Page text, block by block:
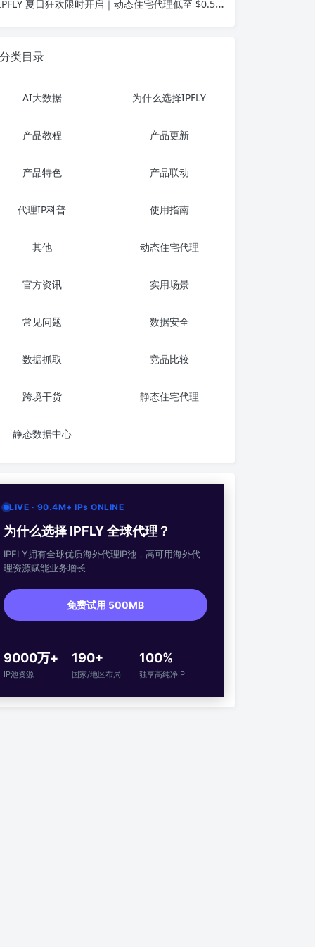
夏日狂欢限时开启｜动态住宅代理低至 $0.56/GB，静态住宅IP $1.58/IP 起
分类目录
AI大数据 为什么选择IPFLY
产品教程 产品更新
产品特色 产品联动
代理IP科普 使用指南
其他 动态住宅代理
官方资讯 实用场景
常见问题 数据安全
数据抓取 竞品比较
跨境干货 静态住宅代理
静态数据中心
LIVE · 90.4M+ IPs ONLINE
为什么选择 IPFLY 全球代理？
IPFLY拥有全球优质海外代理IP池，高可用海外代
理资源赋能业务增长
免费试用 500MB
9000万+
IP池资源
190+
国家/地区布局
100%
独享高纯净IP